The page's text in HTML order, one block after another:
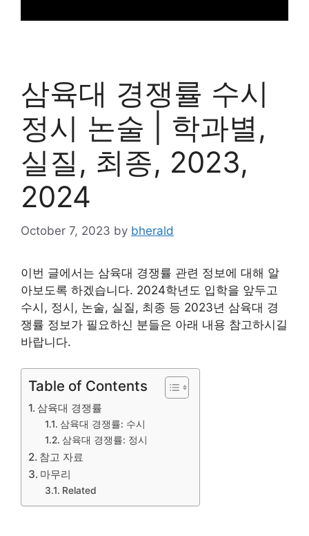
삼육대 경쟁률 수시
정시 논술 | 학과별,
실질, 최종, 2023,
2024
October 7, 2023 by bherald
이번 글에서는 삼육대 경쟁률 관련 정보에 대해 알
아보도록 하겠습니다. 2024학년도 입학을 앞두고
수시, 정시, 논술, 실질, 최종 등 2023년 삼육대 경
쟁률 정보가 필요하신 분들은 아래 내용 참고하시길
바랍니다.
Table of Contents
삼육대 경쟁률
삼육대 경쟁률: 수시
삼육대 경쟁률: 정시
참고 자료
마무리
Related